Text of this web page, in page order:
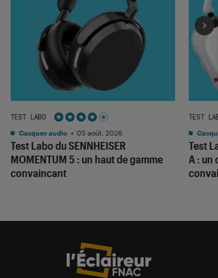
Test Labo du SENNHEISER
MOMENTUM 5 : un haut de gamme
convaincant
TEST LABO
Noté 4 étoiles sur 5
Casques audio • 05 août. 2026
Test
A : un
TEST